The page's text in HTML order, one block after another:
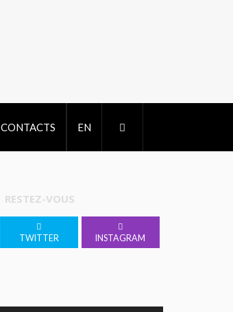
CONTACTS EN
RESTEZ-VOUS
TWITTER INSTAGRAM